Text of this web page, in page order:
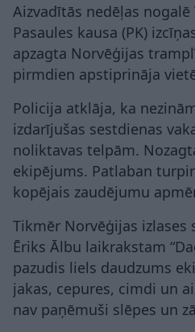
Aizvadītās nedēļas
Pasaules kausa (PK)
apzagta Norvēģijas
pirmdien apstiprināja
Policija atklāja, ka
izdarījušas sestdienas
noliktavas telpām.
ekipējums. Patlaban
kopējais zaudējumu
Tikmēr Norvēģijas izlases
Ēriks Ālbu laikrakstam
pazudis liels daudzums
jakas, cepures, cimdi un
nav paņēmuši slēpes un